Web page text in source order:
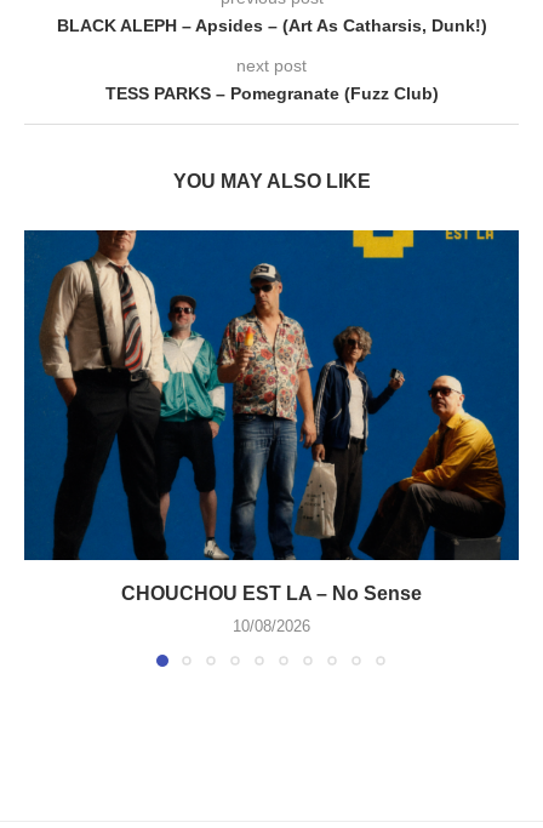
BLACK ALEPH – Apsides – (Art As Catharsis, Dunk!)
next post
TESS PARKS – Pomegranate (Fuzz Club)
YOU MAY ALSO LIKE
CHOUCHOU EST LA – No Sense
10/08/2026